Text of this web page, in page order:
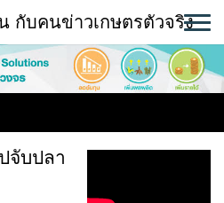
กับคนข่าวเกษตรตัวจริง
จับปลา